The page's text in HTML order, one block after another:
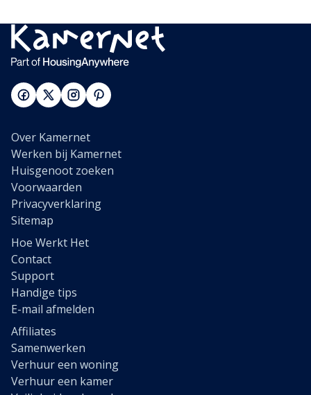
Over Kamernet
Werken bij Kamernet
Huisgenoot zoeken
Voorwaarden
Privacyverklaring
Sitemap
Hoe Werkt Het
Contact
Support
Handige tips
E-mail afmelden
Affiliates
Samenwerken
Verhuur een woning
Verhuur een kamer